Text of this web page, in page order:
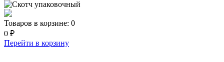
Товаров в корзине: 0
0 ₽
Перейти в корзину